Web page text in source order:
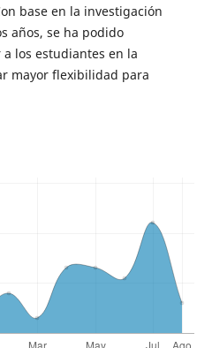
base en la investigación
años, se ha podido
los estudiantes en la
mayor flexibilidad para